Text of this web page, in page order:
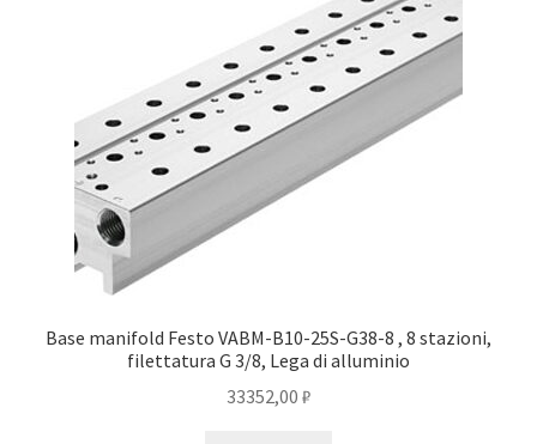
Base manifold Festo VABM-B10-25S-G38-8 , 8 stazioni,
filettatura G 3/8, Lega di alluminio
33352,00 ₽